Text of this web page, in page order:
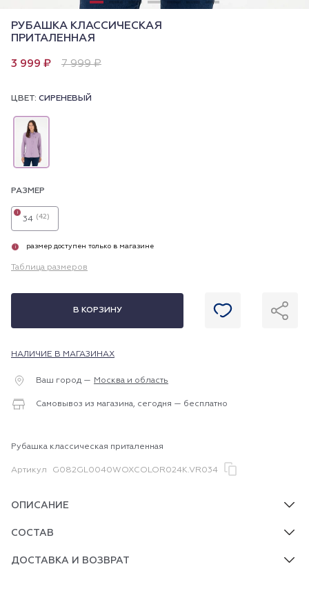
РУБАШКА КЛАССИЧЕСКАЯ
ПРИТАЛЕННАЯ
3 999 ₽ 7 999 ₽
ЦВЕТ: СИРЕНЕВЫЙ
РАЗМЕР
34 (42)
i
i размер доступен только в магазине
Таблица размеров
В КОРЗИНУ
НАЛИЧИЕ В МАГАЗИНАХ
Ваш город — Москва и область
Самовывоз из магазина, сегодня — бесплатно
Рубашка классическая приталенная
Артикул G082GL0040WOXCOLOR024K.VR034
ОПИСАНИЕ
СОСТАВ
ДОСТАВКА И ВОЗВРАТ